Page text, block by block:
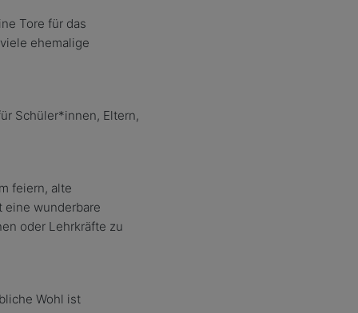
Tore für das
ehemalige
ür Schüler*innen, Eltern,
feiern, alte
eine wunderbare
oder Lehrkräfte zu
Wohl ist